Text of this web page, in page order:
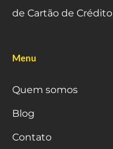
de Cartão de Crédito
Menu
Quem somos
Blog
Contato